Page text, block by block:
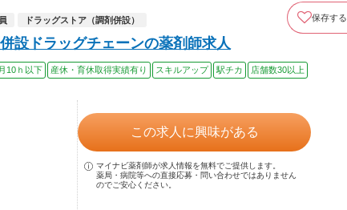
ドラッグストア（調剤併設） 保存する
設ドラッグチェーンの薬剤師求人
10ｈ以下 産休・育休取得実績有り スキルアップ 駅チカ
店舗数30以上
この求人に興味がある
マイナビ薬剤師が求人情報を無料でご提供します。
薬局・病院等への直接応募・問い合わせではありません
のでご安心ください。